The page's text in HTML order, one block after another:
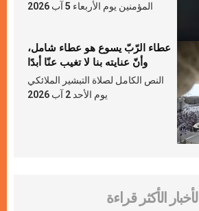
المؤمنين يوم الأربعاء 5 آب 2026
عطاء الرّبّ يسوع هو عطاء شامل،
وأنّ عنايته بنا لا تغيب عنّا أبدًا
النص الكامل لصلاة التبشير الملائكي
يوم الأحد 2 آب 2026
الأخبار الأكثر قراءة